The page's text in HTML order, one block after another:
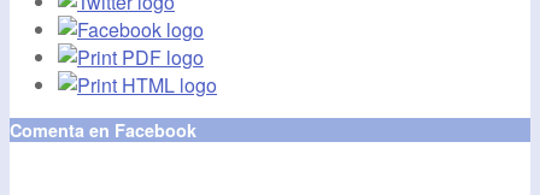
Comenta en Facebook